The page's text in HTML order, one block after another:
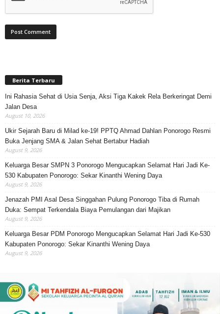
Berita Terbaru
Ini Rahasia Sehat di Usia Senja, Aksi Tiga Kakek Rela Berkeringat Demi
Jalan Desa
August 10, 2026
Ukir Sejarah Baru di Milad ke-19! PPTQ Ahmad Dahlan Ponorogo Resmi
Buka Jenjang SMA & Jalan Sehat Bertabur Hadiah
August 9, 2026
Keluarga Besar SMPN 3 Ponorogo Mengucapkan Selamat Hari Jadi Ke-
530 Kabupaten Ponorogo: Sekar Kinanthi Wening Daya
August 9, 2026
Jenazah PMI Asal Desa Singgahan Pulung Ponorogo Tiba di Rumah
Duka: Sempat Terkendala Biaya Pemulangan dari Majikan
August 9, 2026
Keluarga Besar PDM Ponorogo Mengucapkan Selamat Hari Jadi Ke-530
Kabupaten Ponorogo: Sekar Kinanthi Wening Daya
August 9, 2026